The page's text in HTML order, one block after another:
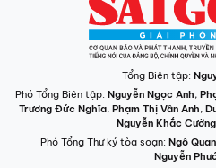
Tổng Biên tập:
Phó Tổng Biên tập: Nguyễn Ngọc Anh,
Trương Đức Nghĩa, Phạm Thị Vân Anh,
Nguyễn Khắc Cường
Phó Tổng Thư ký tòa soạn: Ngô
Nguyễn